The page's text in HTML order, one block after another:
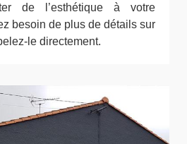
de l’esthétique à votre
besoin de plus de détails sur
le directement.